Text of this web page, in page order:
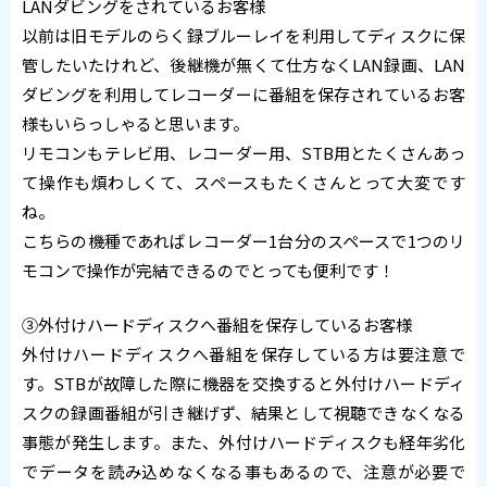
LANダビングをされているお客様
以前は旧モデルのらく録ブルーレイを利用してディスクに保
管したいたけれど、後継機が無くて仕方なくLAN録画、LAN
ダビングを利用してレコーダーに番組を保存されているお客
様もいらっしゃると思います。
リモコンもテレビ用、レコーダー用、STB用とたくさんあっ
て操作も煩わしくて、スペースもたくさんとって大変です
ね。
こちらの機種であればレコーダー1台分のスペースで1つのリ
モコンで操作が完結できるのでとっても便利です！
③外付けハードディスクへ番組を保存しているお客様
外付けハードディスクへ番組を保存している方は要注意で
す。STBが故障した際に機器を交換すると外付けハードディ
スクの録画番組が引き継げず、結果として視聴できなくなる
事態が発生します。また、外付けハードディスクも経年劣化
でデータを読み込めなくなる事もあるので、注意が必要で